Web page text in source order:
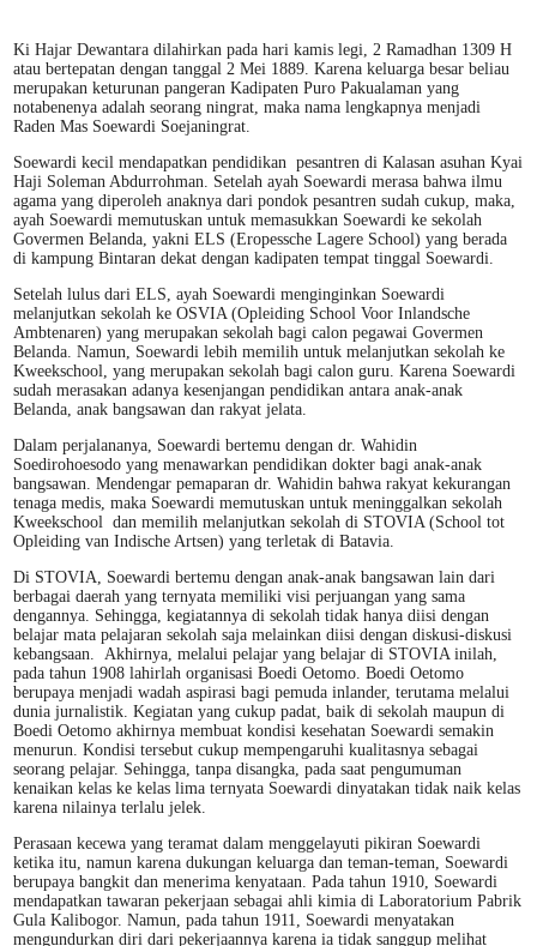
Ki Hajar Dewantara dilahirkan pada hari kamis legi, 2 Ramadhan 1309 H
atau bertepatan dengan tanggal 2 Mei 1889. Karena keluarga besar beliau
merupakan keturunan pangeran Kadipaten Puro Pakualaman yang
notabenenya adalah seorang ningrat, maka nama lengkapnya menjadi
Raden Mas Soewardi Soejaningrat.
Soewardi kecil mendapatkan pendidikan pesantren di Kalasan asuhan Kyai
Haji Soleman Abdurrohman. Setelah ayah Soewardi merasa bahwa ilmu
agama yang diperoleh anaknya dari pondok pesantren sudah cukup, maka,
ayah Soewardi memutuskan untuk memasukkan Soewardi ke sekolah
Govermen Belanda, yakni ELS (Eropessche Lagere School) yang berada
di kampung Bintaran dekat dengan kadipaten tempat tinggal Soewardi.
Setelah lulus dari ELS, ayah Soewardi menginginkan Soewardi
melanjutkan sekolah ke OSVIA (Opleiding School Voor Inlandsche
Ambtenaren) yang merupakan sekolah bagi calon pegawai Govermen
Belanda. Namun, Soewardi lebih memilih untuk melanjutkan sekolah ke
Kweekschool, yang merupakan sekolah bagi calon guru. Karena Soewardi
sudah merasakan adanya kesenjangan pendidikan antara anak-anak
Belanda, anak bangsawan dan rakyat jelata.
Dalam perjalananya, Soewardi bertemu dengan dr. Wahidin
Soedirohoesodo yang menawarkan pendidikan dokter bagi anak-anak
bangsawan. Mendengar pemaparan dr. Wahidin bahwa rakyat kekurangan
tenaga medis, maka Soewardi memutuskan untuk meninggalkan sekolah
Kweekschool dan memilih melanjutkan sekolah di STOVIA (School tot
Opleiding van Indische Artsen) yang terletak di Batavia.
Di STOVIA, Soewardi bertemu dengan anak-anak bangsawan lain dari
berbagai daerah yang ternyata memiliki visi perjuangan yang sama
dengannya. Sehingga, kegiatannya di sekolah tidak hanya diisi dengan
belajar mata pelajaran sekolah saja melainkan diisi dengan diskusi-diskusi
kebangsaan. Akhirnya, melalui pelajar yang belajar di STOVIA inilah,
pada tahun 1908 lahirlah organisasi Boedi Oetomo. Boedi Oetomo
berupaya menjadi wadah aspirasi bagi pemuda inlander, terutama melalui
dunia jurnalistik. Kegiatan yang cukup padat, baik di sekolah maupun di
Boedi Oetomo akhirnya membuat kondisi kesehatan Soewardi semakin
menurun. Kondisi tersebut cukup mempengaruhi kualitasnya sebagai
seorang pelajar. Sehingga, tanpa disangka, pada saat pengumuman
kenaikan kelas ke kelas lima ternyata Soewardi dinyatakan tidak naik kelas
karena nilainya terlalu jelek.
Perasaan kecewa yang teramat dalam menggelayuti pikiran Soewardi
ketika itu, namun karena dukungan keluarga dan teman-teman, Soewardi
berupaya bangkit dan menerima kenyataan. Pada tahun 1910, Soewardi
mendapatkan tawaran pekerjaan sebagai ahli kimia di Laboratorium Pabrik
Gula Kalibogor. Namun, pada tahun 1911, Soewardi menyatakan
mengundurkan diri dari pekerjaannya karena ia tidak sanggup melihat